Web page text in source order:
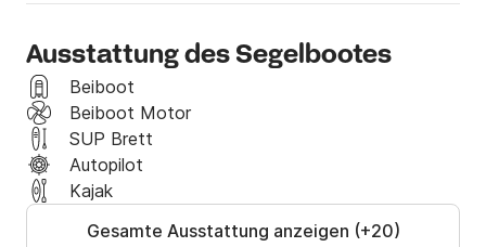
Tage 7,8: Palairos
In den Charterraten enthalten:
• Yachtmiete und Ausrüstung laut Inventar
Liste
• Mehrwertsteuer
• Kochgas
Ausstattung des Segelbootes
Beiboot
Beiboot Motor
SUP Brett
Autopilot
Kajak
Gesamte Ausstattung anzeigen (+20)